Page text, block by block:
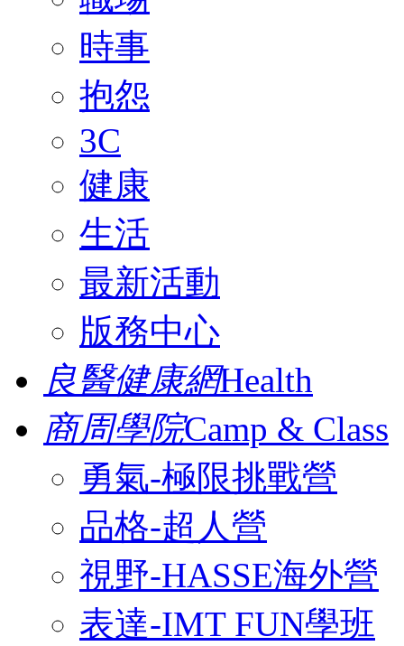
時事
抱怨
3C
健康
生活
最新活動
版務中心
良醫健康網Health
商周學院Camp & Class
勇氣-極限挑戰營
品格-超人營
視野-HASSE海外營
表達-IMT FUN學班